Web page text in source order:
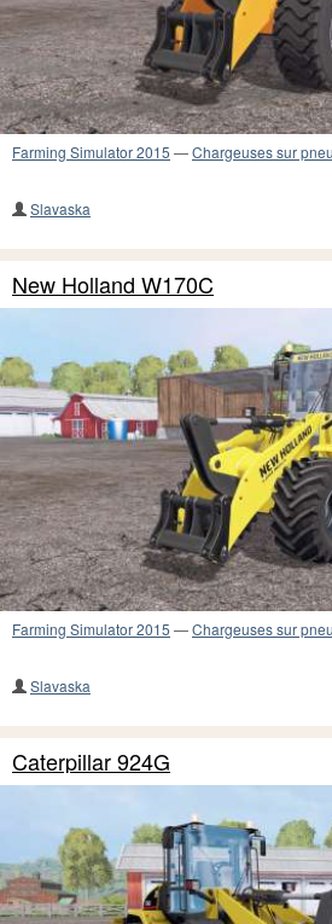
Farming Simulator 2015 —Chargeuses sur
Slavaska
New Holland W170C
Farming Simulator 2015 —Chargeuses sur
Slavaska
Caterpillar 924G